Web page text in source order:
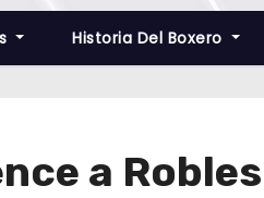
Historia Del Boxero
a